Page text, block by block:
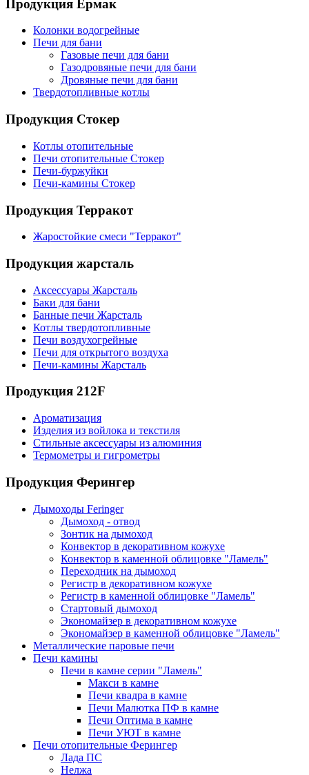
Продукция Ермак
Колонки водогрейные
Печи для бани
Газовые печи для бани
Газодровяные печи для бани
Дровяные печи для бани
Твердотопливные котлы
Продукция Стокер
Котлы отопительные
Печи отопительные Стокер
Печи-буржуйки
Печи-камины Стокер
Продукция Терракот
Жаростойкие смеси "Терракот"
Продукция жарсталь
Аксессуары Жарсталь
Баки для бани
Банные печи Жарсталь
Котлы твердотопливные
Печи воздухогрейные
Печи для открытого воздуха
Печи-камины Жарсталь
Продукция 212F
Ароматизация
Изделия из войлока и текстиля
Стильные аксессуары из алюминия
Термометры и гигрометры
Продукция Ферингер
Дымоходы Feringer
Дымоход - отвод
Зонтик на дымоход
Конвектор в декоративном кожухе
Конвектор в каменной облицовке "Ламель"
Переходник на дымоход
Регистр в декоративном кожухе
Регистр в каменной облицовке "Ламель"
Стартовый дымоход
Экономайзер в декоративном кожухе
Экономайзер в каменной облицовке "Ламель"
Металлические паровые печи
Печи камины
Печи в камне серии "Ламель"
Макси в камне
Печи квадра в камне
Печи Малютка ПФ в камне
Печи Оптима в камне
Печи УЮТ в камне
Печи отопительные Ферингер
Лада ПС
Нелжа